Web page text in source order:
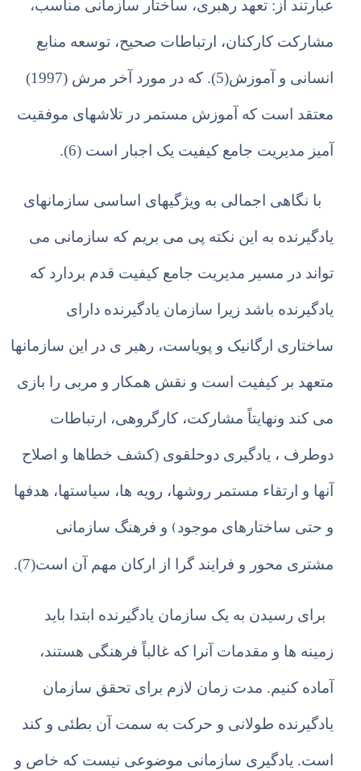
عبارتند از: تعهد رهبری، ساختار سازمانی مناسب،
مشارکت کارکنان، ارتباطات صحیح، توسعه منابع
انسانی و آموزش(5). که در مورد آخر مرش (1997)
معتقد است که آموزش مستمر در تلاشهای موفقیت
آمیز مدیریت جامع کیفیت یک اجبار است (6).
با نگاهی اجمالی به ویژگیهای اساسی سازمانهای
یادگیرنده به این نکته پی می بریم که سازمانی می
تواند در مسیر مدیریت جامع کیفیت قدم بردارد که
یادگیرنده باشد زیرا سازمان یادگیرنده دارای
ساختاری ارگانیک و پویاست، رهبر ی در این سازمانها
متعهد بر کیفیت است و نقش همکار و مربی را بازی
می کند ونهایتاً مشارکت، کارگروهی، ارتباطات
دوطرف ، یادگیری دوحلقوی (کشف خطاها و اصلاح
آنها و ارتقاء مستمر روشها، رویه ها، سیاستها، هدفها
و حتی ساختارهای موجود( و فرهنگ سازمانی
مشتری محور و فرایند گرا از ارکان مهم آن است(7).
برای رسیدن به یک سازمان یادگیرنده ابتدا باید
زمینه ها و مقدمات آنرا که غالباً فرهنگی هستند،
آماده کنیم. مدت زمان لازم برای تحقق سازمان
یادگیرنده طولانی و حرکت به سمت آن بطئی و کند
است. یادگیری سازمانی موضوعی نیست که خاص و